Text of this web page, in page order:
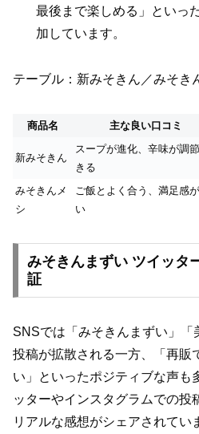
最後まで楽しめる」といっ
加しています。
テーブル：新みそきん／みそき
商品名 主な良い口コミ
新みそきん
スープが進化、辛味が調
きる
みそきんメ
シ
ご飯とよく合う、満足感
い
みそきんまずい ツイッタ
証
SNSでは「みそきんまずい」「
投稿が拡散される一方、「再販
い」といったポジティブな声も
ッターやインスタグラムでの投
リアルな感想がシェアされてい